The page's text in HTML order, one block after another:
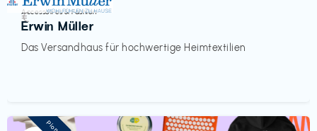
Accessoires & Fashion
Erwin Müller
Das Versandhaus für hochwertige Heimtextilien
€‎